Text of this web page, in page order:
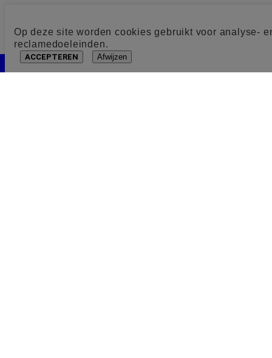
Op deze site worden cookies gebruikt voor analyse-
reclamedoeleinden.
ACCEPTEREN Afwijzen
Cookie toestemming